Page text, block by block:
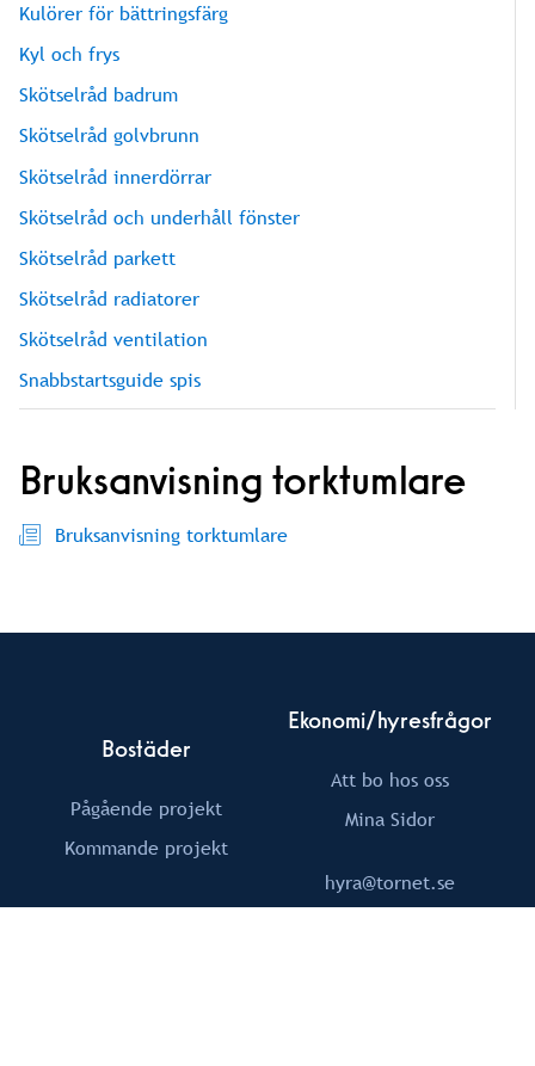
Kulörer för bättringsfärg
Kyl och frys
Skötselråd badrum
Skötselråd golvbrunn
Skötselråd innerdörrar
Skötselråd och underhåll fönster
Skötselråd parkett
Skötselråd radiatorer
Skötselråd ventilation
Snabbstartsguide spis
Bruksanvisning torktumlare
Bruksanvisning torktumlare
Bostäder
Pågående projekt
Kommande projekt
Ekonomi/hyresfrågor
Att bo hos oss
Mina Sidor
hyra@tornet.se